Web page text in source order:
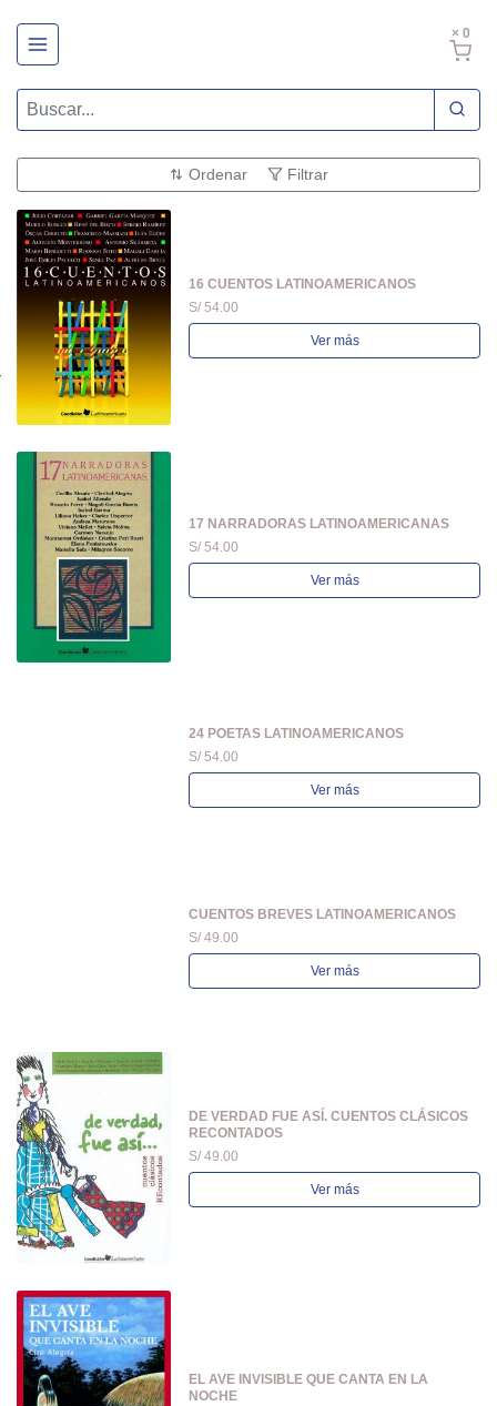
× 0
Ordenar Filtrar
16 CUENTOS LATINOAMERICANOS
S/ 54.00
Ver más
17 NARRADORAS LATINOAMERICANAS
S/ 54.00
Ver más
24 POETAS LATINOAMERICANOS
S/ 54.00
Ver más
CUENTOS BREVES LATINOAMERICANOS
S/ 49.00
Ver más
DE VERDAD FUE ASÍ. CUENTOS CLÁSICOS
RECONTADOS
S/ 49.00
Ver más
EL AVE INVISIBLE QUE CANTA EN LA
NOCHE